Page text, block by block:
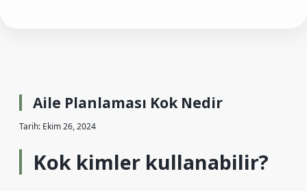
Aile Planlaması Kok Nedir
Tarih: Ekim 26, 2024
Kok kimler kullanabilir?